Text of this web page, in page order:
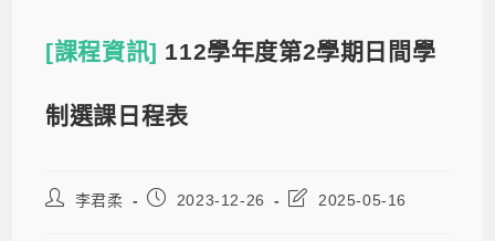
[課程資訊] 112學年度第2學期日間學
制選課日程表
李君柔 2023-12-26 2025-05-16